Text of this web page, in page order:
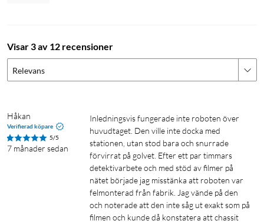
smuts och intorkade fläckar höghastighetsskrubbas bort med
en hastighet av 4 000 gånger per minut. När dammsugaren
kör in över en matta höjs moppen automatiskt 20 mm för att
Rejäl sugkraft för rengöring på djupet
S8 MaxV Ultra har en sugeffekt på 10 000 Pascal. Det starka
luftflödet suger utan problem upp damm och smuts från
hårda golv och mattor. Robotdammsugarens funktion
"Vacuum Carpet First" säkerställer djup mattrengöring vid
Visar 3 av 12 recensioner
Relevans
Håkan
Verifierad köpare
5/5
7 månader sedan
Inledningsvis fungerade inte roboten över
huvudtaget. Den ville inte docka med
stationen, utan stod bara och snurrade
förvirrat på golvet. Efter ett par timmars
detektivarbete och med stöd av filmer på
nätet började jag misstänka att roboten var
felmonterad från fabrik. Jag vände på den
och noterade att den inte såg ut exakt som på
filmen och kunde då konstatera att chassit